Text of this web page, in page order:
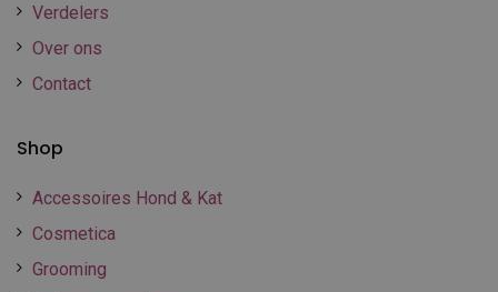
Verdelers
Over ons
Contact
Shop
Accessoires Hond & Kat
Cosmetica
Grooming